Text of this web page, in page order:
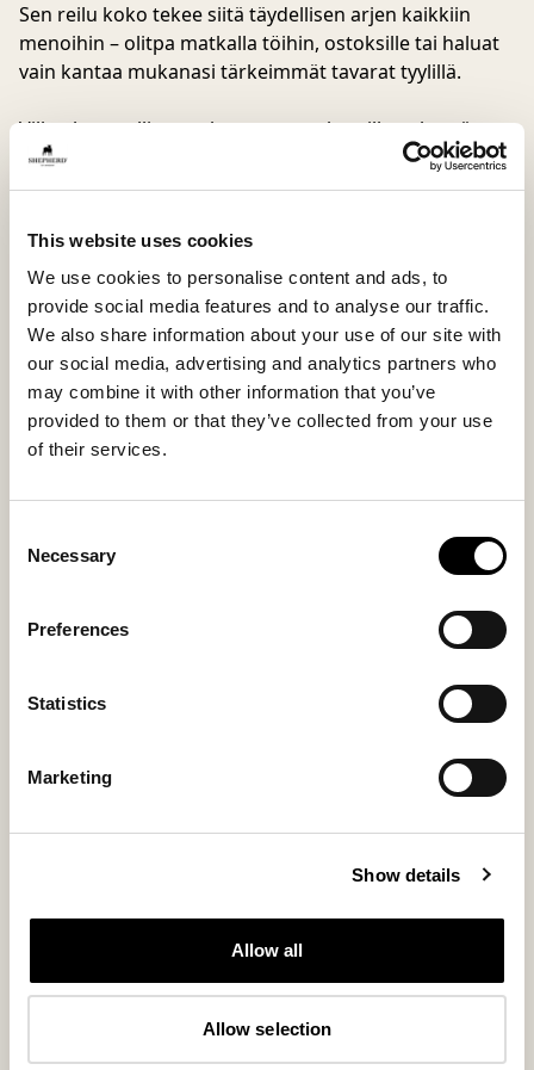
This website uses cookies
We use cookies to personalise content and ads, to
provide social media features and to analyse our traffic.
We also share information about your use of our site with
our social media, advertising and analytics partners who
may combine it with other information that you’ve
provided to them or that they’ve collected from your use
of their services.
Selection
Necessary
Preferences
Statistics
Marketing
Show details
Allow all
Allow selection
Sen reilu koko tekee siitä täydellisen arjen kaikkiin
menoihin – olitpa matkalla töihin, ostoksille tai haluat
vain kantaa mukanasi tärkeimmät tavarat tyylillä.
Villan luonnollinen rakenne antaa kassille pehmeän
mutta selkeän muodon, ja ilme on yhtä käytännöllinen
kuin tyylikäskin. Hillitty arjen suosikki, joka viimeistelee
Sisämateriaali
90% Wool 10% Polyester
Päällismateriaali
90% Wool / 10 % Polyester
Lampaannahkainen clutch, joka kulkee mukanasi niin
arjessa kuin juhlissa, 28x21cm
suojus, joka